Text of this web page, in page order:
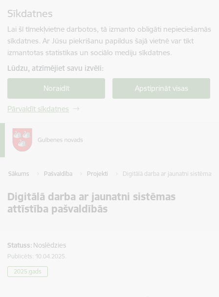
Sīkdatnes
Lai šī tīmekļvietne darbotos, tā izmanto obligāti nepieciešamās
sīkdatnes. Ar Jūsu piekrišanu papildus šajā vietnē var tikt
izmantotas statistikas un sociālo mediju sīkdatnes.
Lūdzu, atzīmējiet savu izvēli:
Noraidīt Apstiprināt visas
Pārvaldīt sīkdatnes
Sākums Pašvaldība Projekti Digitālā darba ar jaunatni sistēmas
Digitālā darba ar jaunatni sistēmas
attīstība pašvaldībās
Statuss: Noslēdzies
Publicēts: 10.04.2025.
2025.gads